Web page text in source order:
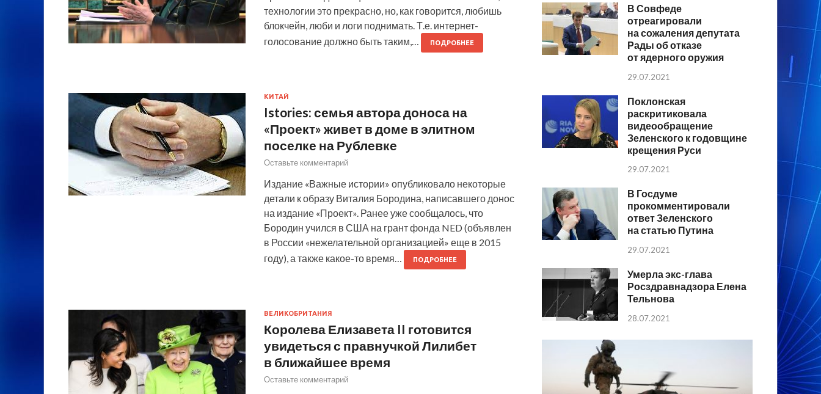
технологии это прекрасно, но, как говорится, любишь
блокчейн, люби и логи поднимать. Т.е. интернет-
голосование должно быть таким,…
ПОДРОБНЕЕ
КИТАЙ
Istories: семья автора доноса на
«Проект» живет в доме в элитном
поселке на Рублевке
Оставьте комментарий
Издание «Важные истории» опубликовало некоторые
детали к образу Виталия Бородина, написавшего донос
на издание «Проект». Ранее уже сообщалось, что
Бородин учился в США на грант фонда NED (объявлен
в России «нежелательной организацией» еще в 2015
году), а также какое-то время…
ПОДРОБНЕЕ
ВЕЛИКОБРИТАНИЯ
Королева Елизавета II готовится
увидеться с правнучкой Лилибет
в ближайшее время
Оставьте комментарий
В Совфеде
отреагировали
на сожаления депутата
Рады об отказе
от ядерного оружия
29.07.2021
Поклонская
раскритиковала
видеообращение
Зеленского к годовщине
крещения Руси
29.07.2021
В Госдуме
прокомментировали
ответ Зеленского
на статью Путина
29.07.2021
Умерла экс-глава
Росздравнадзора Елена
Тельнова
28.07.2021